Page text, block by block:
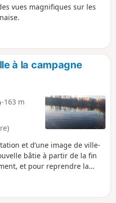
vues magnifiques sur les
à la campagne
-163 m
et d’une image de ville-
bâtie à partir de la fin
et pour reprendre la
venez découvrir
en harmonie avec la